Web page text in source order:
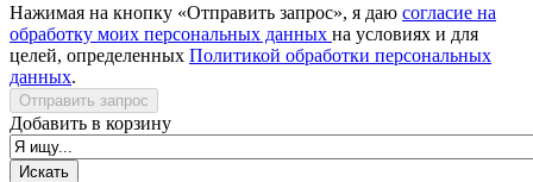
Нажимая на кнопку «Отправить запрос», я даю согласие на
обработку моих персональных данных на условиях и для
целей, определенных Политикой обработки персональных
данных.
Отправить запрос
Добавить в корзину